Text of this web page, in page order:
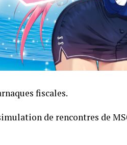
fiscales.
de rencontres de